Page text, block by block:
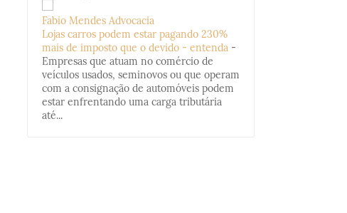
Fabio Mendes Advocacia
Lojas carros podem estar pagando 230%
mais de imposto que o devido - entenda -
Empresas que atuam no comércio de
veículos usados, seminovos ou que operam
com a consignação de automóveis podem
estar enfrentando uma carga tributária
até...